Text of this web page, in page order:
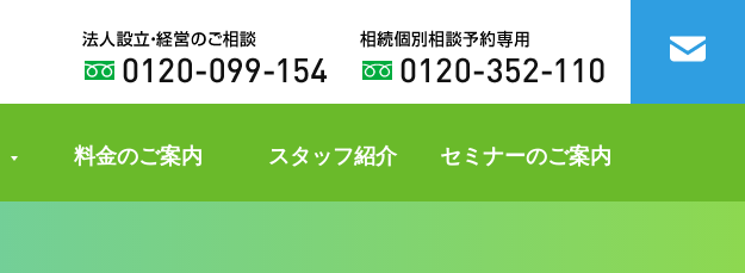
料金のご案内 スタッフ紹介 セミナーのご案内